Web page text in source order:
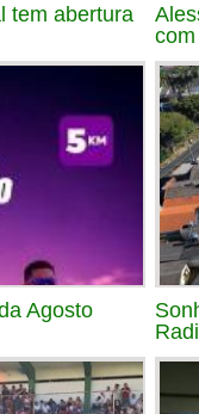
tem abertura
Agosto